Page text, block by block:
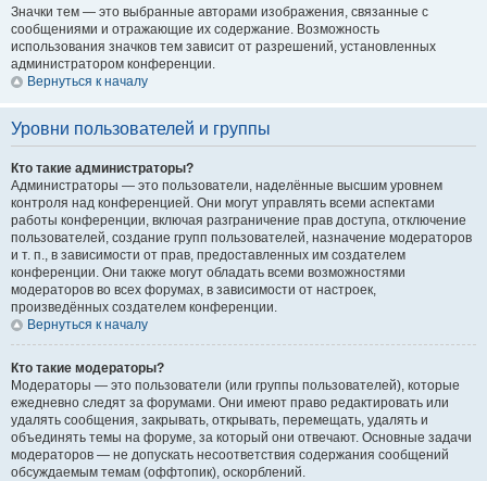
Значки тем — это выбранные авторами изображения, связанные с
сообщениями и отражающие их содержание. Возможность
использования значков тем зависит от разрешений, установленных
администратором конференции.
Вернуться к началу
Уровни пользователей и группы
Кто такие администраторы?
Администраторы — это пользователи, наделённые высшим уровнем
контроля над конференцией. Они могут управлять всеми аспектами
работы конференции, включая разграничение прав доступа, отключение
пользователей, создание групп пользователей, назначение модераторов
и т. п., в зависимости от прав, предоставленных им создателем
конференции. Они также могут обладать всеми возможностями
модераторов во всех форумах, в зависимости от настроек,
произведённых создателем конференции.
Вернуться к началу
Кто такие модераторы?
Модераторы — это пользователи (или группы пользователей), которые
ежедневно следят за форумами. Они имеют право редактировать или
удалять сообщения, закрывать, открывать, перемещать, удалять и
объединять темы на форуме, за который они отвечают. Основные задачи
модераторов — не допускать несоответствия содержания сообщений
обсуждаемым темам (оффтопик), оскорблений.